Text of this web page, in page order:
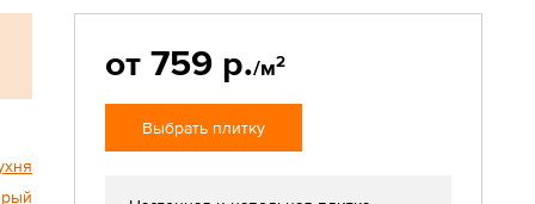
от 759 р./м2
Выбрать плитку